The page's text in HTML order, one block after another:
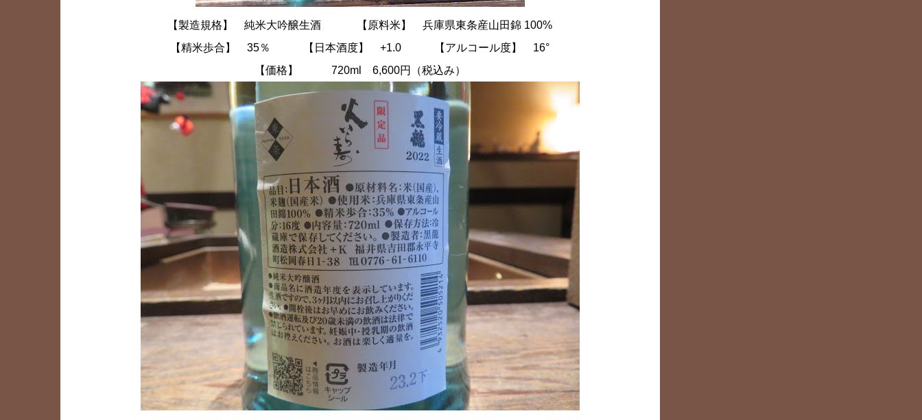
【製造規格】 純米大吟醸生酒 【原料米】 兵庫県東条産山田錦 100%
【精米歩合】 35％
【 日本酒度】 +1.0 【アルコール度】 16°
【価格】 720ml 6,600円（税込み）